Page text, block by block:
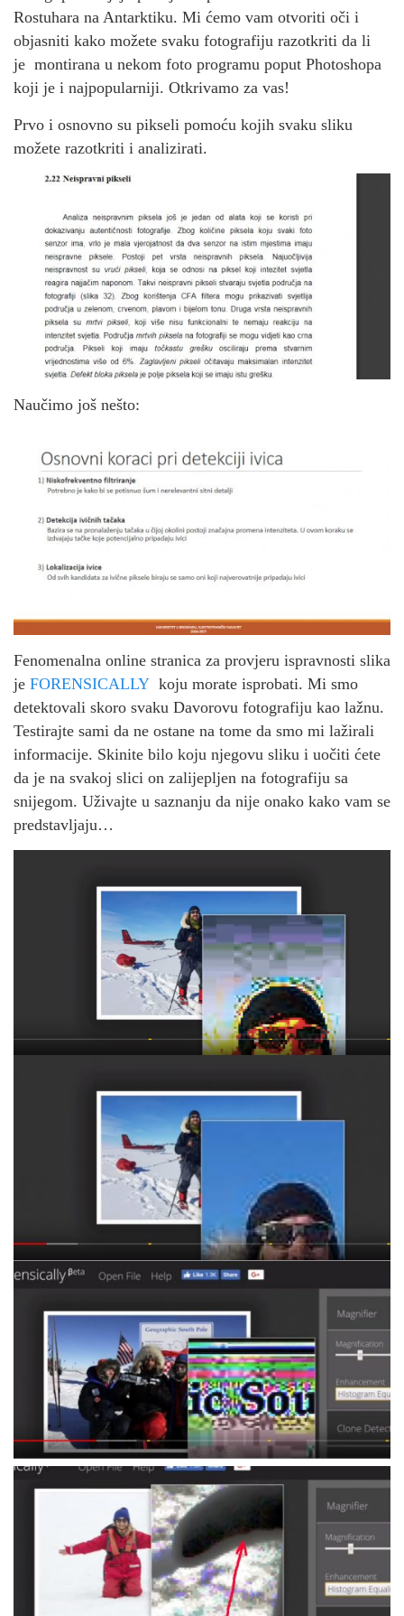
Rostuhara na Antarktiku. Mi ćemo vam otvoriti oči i
objasniti kako možete svaku fotografiju razotkriti da li
je montirana u nekom foto programu poput Photoshopa
koji je i najpopularniji. Otkrivamo za vas!
Prvo i osnovno su pikseli pomoću kojih svaku sliku
možete razotkriti i analizirati.
Naučimo još nešto:
Fenomenalna online stranica za provjeru ispravnosti slika
je FORENSICALLY koju morate isprobati. Mi smo
detektovali skoro svaku Davorovu fotografiju kao lažnu.
Testirajte sami da ne ostane na tome da smo mi lažirali
informacije. Skinite bilo koju njegovu sliku i uočiti ćete
da je na svakoj slici on zalijepljen na fotografiju sa
snijegom. Uživajte u saznanju da nije onako kako vam se
predstavljaju…